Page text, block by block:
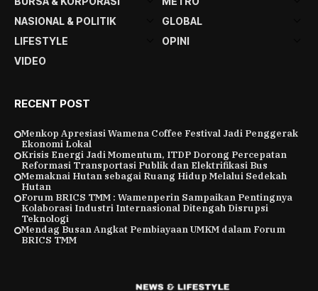
NASIONAL & POLITIK
GLOBAL
LIFESTYLE
OPINI
VIDEO
RECENT POST
Menkop Apresiasi Wamena Coffee Festival Jadi Penggerak
Ekonomi Lokal
Krisis Energi Jadi Momentum, ITDP Dorong Percepatan
Reformasi Transportasi Publik dan Elektrifikasi Bus
Memaknai Hutan sebagai Ruang Hidup Melalui Sedekah
Hutan
Forum BRICS TMM : Wamenperin Sampaikan Pentingnya
Kolaborasi Industri Internasional Ditengah Disrupsi
Teknologi
Mendag Busan Angkat Pembiayaan UMKM dalam Forum
BRICS TMM